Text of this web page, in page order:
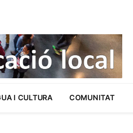
I CULTURA COMUNITAT